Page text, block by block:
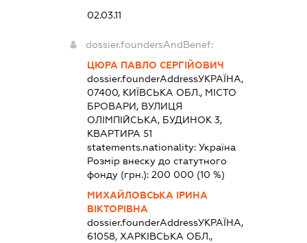
02.03.11
dossier.foundersAndBenef:
ЦЮРА ПАВЛО СЕРГІЙОВИЧ
dossier.founderAddressУКРАЇНА,
07400, КИЇВСЬКА ОБЛ., МІСТО
БРОВАРИ, ВУЛИЦЯ
ОЛІМПІЙСЬКА, БУДИНОК 3,
КВАРТИРА 51
statements.nationality: Україна
Розмір внеску до статутного
фонду (грн.): 200 000 (10 %)
МИХАЙЛОВСЬКА ІРИНА
ВІКТОРІВНА
dossier.founderAddressУКРАЇНА,
61058, ХАРКІВСЬКА ОБЛ.,